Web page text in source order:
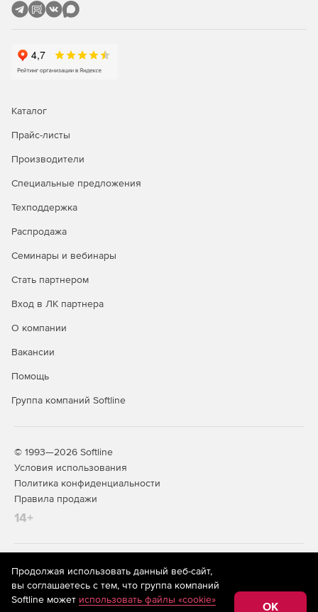
Каталог
Прайс-листы
Производители
Специальные предложения
Техподдержка
Распродажа
Семинары и вебинары
Стать партнером
Вход в ЛК партнера
О компании
Вакансии
Помощь
Группа компаний Softline
© 1993—2026 Softline
Условия использования
Политика конфиденциальности
Правила продажи
14+
На информационном ресурсе store.softline.ru применяются
рекомендательные технологии
(информационные технологии
предоставления информации на основе сбора,
систематизации и анализа сведений, относящихся к
Продолжая использовать данный веб-сайт,
вы соглашаетесь с тем, что группа компаний
Softline может использовать файлы «cookie»
OK